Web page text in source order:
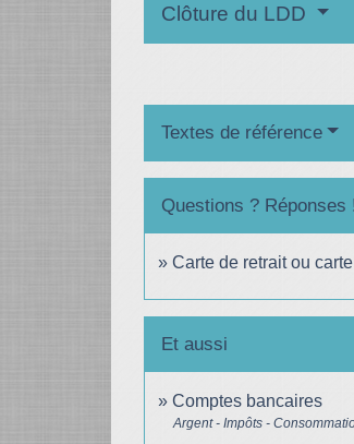
Clôture du LDD
Textes de référence
Questions ? Réponses !
Carte de retrait ou
Et aussi
Comptes bancaires
Argent - Impôts -